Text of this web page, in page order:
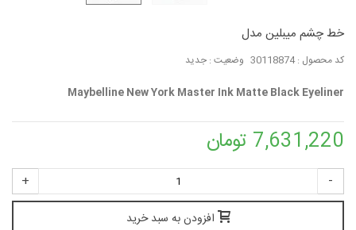
خط چشم میبلین مدل
کد محصول : 30118874 وضعیت : جدید
Maybelline New York Master Ink Matte Black Eyeliner
7,631,220 تومان
-
+
افزودن به سبد خرید